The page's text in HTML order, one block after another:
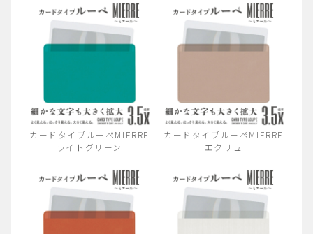
カードタイプルーペMIERRE
ライトグリーン
カードタイプルーペMIERRE
エクリュ